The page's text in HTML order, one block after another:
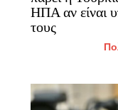
ΗΠΑ αν είναι
τους